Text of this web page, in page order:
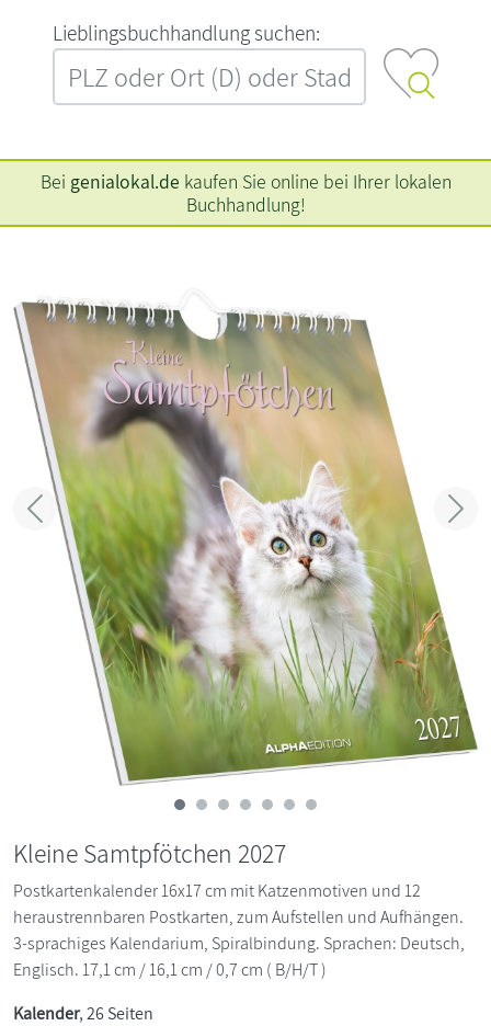
L‍i‍e‍b‍l‍i‍n‍g‍s‍b‍u‍c‍h‍h‍a‍n‍d‍l‍u‍n‍g‍ ‍s‍u‍c‍h‍e‍n‍:‍
Bei genialokal.de kaufen Sie online bei Ihrer lokalen
Buchhandlung!
Zurück
Kleine Samtpfötchen 2027
Postkartenkalender 16x17 cm mit Katzenmotiven und 12
heraustrennbaren Postkarten, zum Aufstellen und Aufhängen.
3-sprachiges Kalendarium, Spiralbindung. Sprachen: Deutsch,
Englisch. 17,1 cm / 16,1 cm / 0,7 cm ( B/H/T )
Kalender, 26 Seiten